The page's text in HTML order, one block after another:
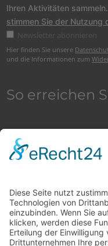
Ihren Aktivitäten
stimmen Sie der Nutzung
Newsletter abonnieren
Hier finden Sie unsere
und die Informationen zum
So erreichen